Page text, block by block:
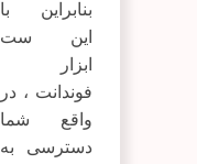
بنابراین با
این ست
ابزار
فوندانت ، در
واقع شما
دسترسی به